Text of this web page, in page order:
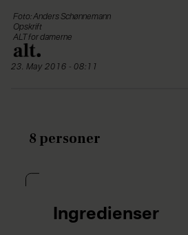
Foto: Anders Schønnemann
Opskrift
ALT for damerne
23. May 2016 - 08:11
8 personer
Ingredienser